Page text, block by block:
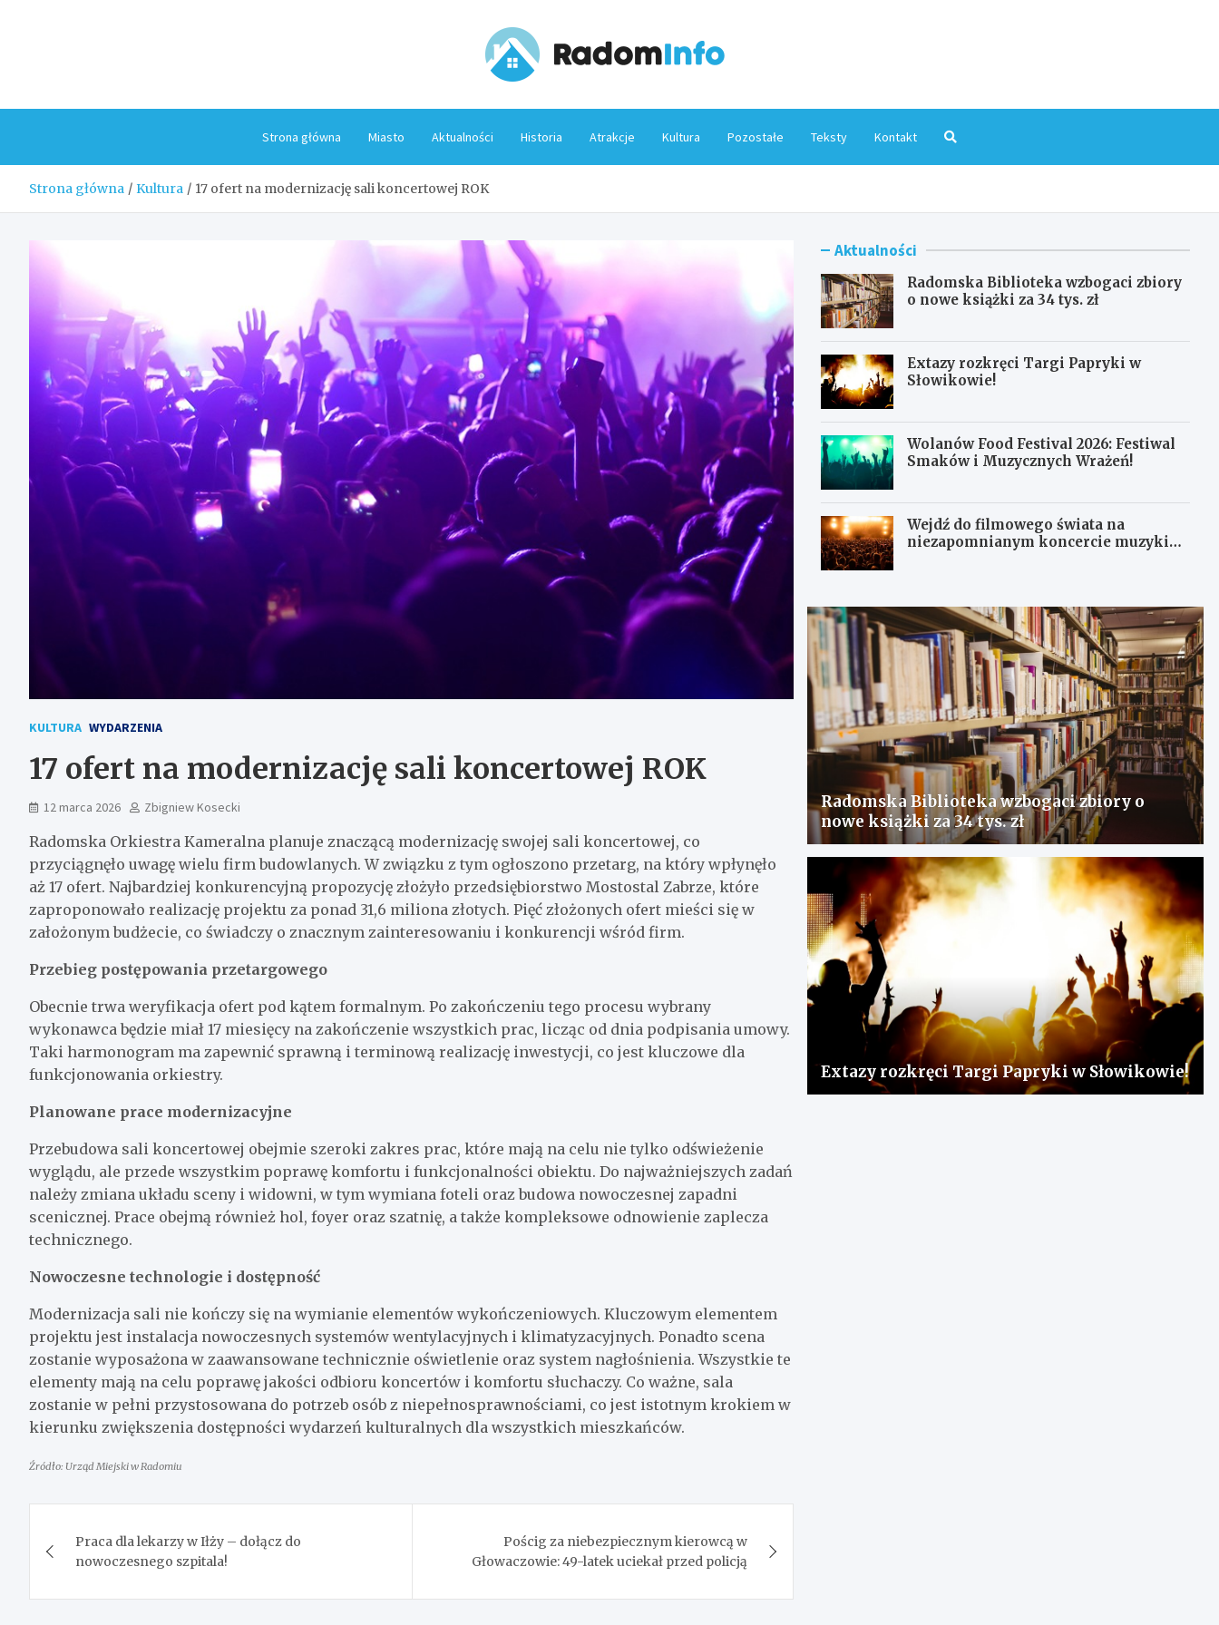
Strona główna Miasto Aktualności Historia Atrakcje Kultura Pozostałe Teksty Kontakt
Strona główna Kultura 17 ofert na modernizację sali koncertowej ROK
KULTURA WYDARZENIA
17 ofert na modernizację sali koncertowej ROK
12 marca 2026 Zbigniew Kosecki
Radomska Orkiestra Kameralna planuje znaczącą modernizację swojej sali koncertowej, co
przyciągnęło uwagę wielu firm budowlanych. W związku z tym ogłoszono przetarg, na który wpłynęło
aż 17 ofert. Najbardziej konkurencyjną propozycję złożyło przedsiębiorstwo Mostostal Zabrze, które
zaproponowało realizację projektu za ponad 31,6 miliona złotych. Pięć złożonych ofert mieści się w
założonym budżecie, co świadczy o znacznym zainteresowaniu i konkurencji wśród firm.
Przebieg postępowania przetargowego
Obecnie trwa weryfikacja ofert pod kątem formalnym. Po zakończeniu tego procesu wybrany
wykonawca będzie miał 17 miesięcy na zakończenie wszystkich prac, licząc od dnia podpisania umowy.
Taki harmonogram ma zapewnić sprawną i terminową realizację inwestycji, co jest kluczowe dla
funkcjonowania orkiestry.
Planowane prace modernizacyjne
Przebudowa sali koncertowej obejmie szeroki zakres prac, które mają na celu nie tylko odświeżenie
wyglądu, ale przede wszystkim poprawę komfortu i funkcjonalności obiektu. Do najważniejszych zadań
należy zmiana układu sceny i widowni, w tym wymiana foteli oraz budowa nowoczesnej zapadni
scenicznej. Prace obejmą również hol, foyer oraz szatnię, a także kompleksowe odnowienie zaplecza
technicznego.
Nowoczesne technologie i dostępność
Modernizacja sali nie kończy się na wymianie elementów wykończeniowych. Kluczowym elementem
projektu jest instalacja nowoczesnych systemów wentylacyjnych i klimatyzacyjnych. Ponadto scena
zostanie wyposażona w zaawansowane technicznie oświetlenie oraz system nagłośnienia. Wszystkie te
elementy mają na celu poprawę jakości odbioru koncertów i komfortu słuchaczy. Co ważne, sala
zostanie w pełni przystosowana do potrzeb osób z niepełnosprawnościami, co jest istotnym krokiem w
kierunku zwiększenia dostępności wydarzeń kulturalnych dla wszystkich mieszkańców.
Źródło: Urząd Miejski w Radomiu
wpisu
Praca dla lekarzy w Iłży – dołącz do
nowoczesnego szpitala!
Pościg za niebezpiecznym kierowcą w
Głowaczowie: 49-latek uciekał przed policją
Aktualności
Radomska Biblioteka wzbogaci zbiory
o nowe książki za 34 tys. zł
Extazy rozkręci Targi Papryki w
Słowikowie!
Wolanów Food Festival 2026: Festiwal
Smaków i Muzycznych Wrażeń!
Wejdź do filmowego świata na
niezapomnianym koncercie muzyki
Radomska Biblioteka wzbogaci zbiory o
nowe książki za 34 tys. zł
Extazy rozkręci Targi Papryki w Słowikowie!